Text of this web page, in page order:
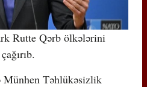
Rutte Qərb ölkələrini
Münhen Təhlükəsizlik